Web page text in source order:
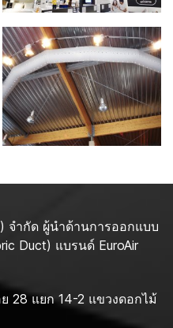
จำกัด ผู้นำด้านการออกแบบ
Duct) แบรนด์ EuroAir
28 แยก 14-2 แขวงดอกไม้